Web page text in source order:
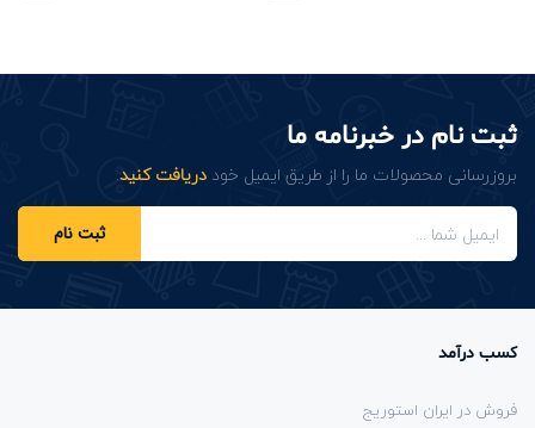
ثبت نام در خبرنامه ما
بروزرسانی محصولات ما را از طریق ایمیل خود دریافت کنید.
ثبت نام
کسب درآمد
فروش در ایران استوریج